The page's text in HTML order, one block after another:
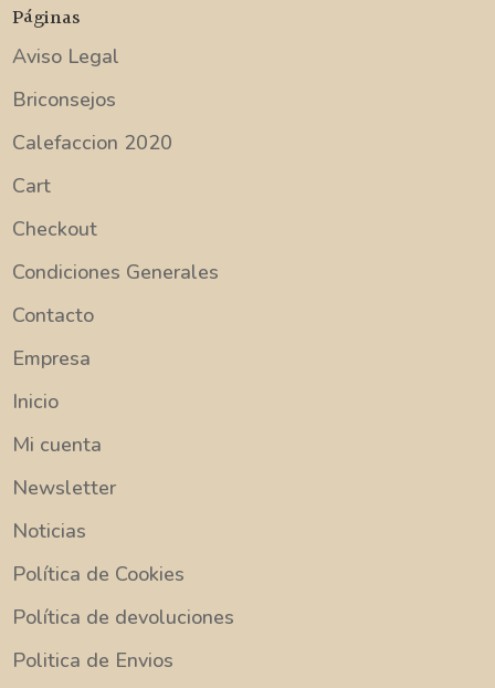
Páginas
Aviso Legal
Briconsejos
Calefaccion 2020
Cart
Checkout
Condiciones Generales
Contacto
Empresa
Inicio
Mi cuenta
Newsletter
Noticias
Política de Cookies
Política de devoluciones
Politica de Envios